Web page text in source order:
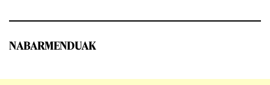
NABARMENDUAK